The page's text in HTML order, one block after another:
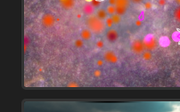
можете исцелить ядро